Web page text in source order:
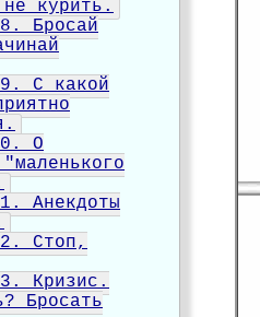
курить.
Бросай
С какой
О
Анекдоты
Стоп,
Кризис.
Бросать